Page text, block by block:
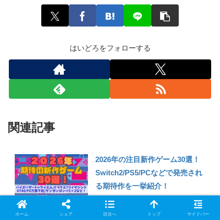
はいどろをフォローする
関連記事
2026年の注目新作ゲーム30選！
Switch2/PS5/PCなどで発売され
る期待作を一挙紹介！
ホーム シェア 目次へ トップ サイドバー